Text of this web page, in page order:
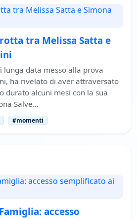
tra Melissa Satta e
lunga data messo alla prova
ha rivelato di aver attraversato
durato alcuni mesi con la sua
Salve…
#momenti
accesso